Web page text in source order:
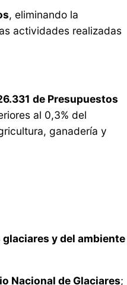
, eliminando la
actividades realizadas
de Presupuestos
al 0,3% del
ganadería y
y del ambiente
Nacional de Glaciares;